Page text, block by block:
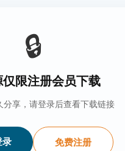
🔒
仅限注册会员下载
分享，请登录后查看下载链接
录 免费注册